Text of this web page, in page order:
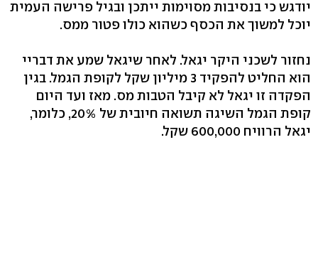
יודגש כי בנסיבות מסוימות ייתכן ובגיל פרישה העמית
יוכל למשוך את הכסף כשהוא כולו פטור ממס.
נחזור לשכני היקר יגאל. לאחר שיגאל שמע את דבריי
הוא החליט להפקיד 3 מיליון שקל לקופת הגמל. בגין
הפקדה זו יגאל לא קיבל הטבות מס. מאז ועד היום
קופת הגמל השיגה תשואה חיובית של 20%, כלומר,
יגאל הרוויח 600,000 שקל.